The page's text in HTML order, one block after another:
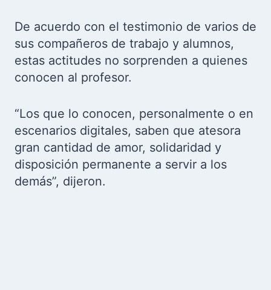
De acuerdo con el testimonio de varios de
sus compañeros de trabajo y alumnos,
estas actitudes no sorprenden a quienes
conocen al profesor.
“Los que lo conocen, personalmente o en
escenarios digitales, saben que atesora
gran cantidad de amor, solidaridad y
disposición permanente a servir a los
demás”, dijeron.